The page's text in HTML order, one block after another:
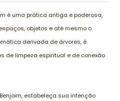
é uma prática antiga e poderosa,
objetos e até mesmo o
derivada de árvores, é
de limpeza espiritual e de conexão
estabeleça sua intenção